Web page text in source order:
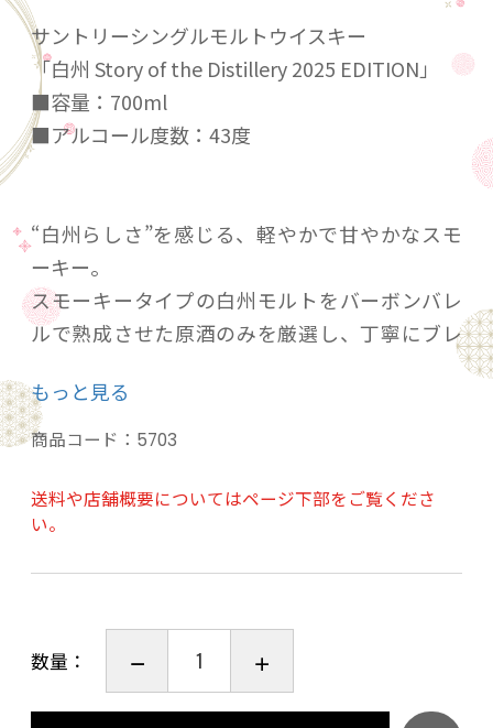
サントリーシングルモルトウイスキー
「白州 Story of the Distillery 2025 EDITION」
■容量：700ml
■アルコール度数：43度
“白州らしさ”を感じる、軽やかで甘やかなスモ
ーキー。
スモーキータイプの白州モルトをバーボンバレ
ルで熟成させた原酒のみを厳選し、丁寧にブレ
森の中で生まれた「白州」ならではの香味をご
体感ください。
●TASTING NOTES
味わい : 軽快、やわらかで和三盆の様な甘やか
さ、かすかな苦味
余韻 : 熾火（おきび）の煙、ほろ苦さ
もっと見る
商品コード： 5703
送料や店舗概要についてはページ下部をご覧くださ
い。
数量：